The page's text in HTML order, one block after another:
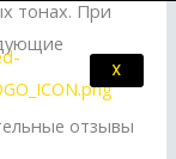
X
тонах. При
отзывы